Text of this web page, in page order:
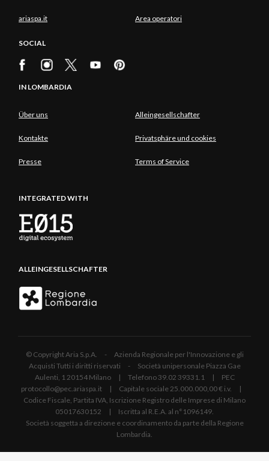
ariaspa.it Area operatori
SOCIAL
IN LOMBARDIA
Über uns Alleingesellschafter
Kontakte Privatsphäre und cookies
Presse Terms of Service
INTEGRATED WITH
ALLEINGESELLSCHAFTER
© Copyright Aria S.p.A. - Azienda Regionale per l'Innovazione e gli
Acquisti Tutti i diritti riservati - Società unipersonale Piazza Gae
Aulenti, 1 20154 Milano | Telefono 39.02 39331.1 | PEC
protocollo@pec.ariaspa.it | Capitale sociale 25.000.000,00 € i.v. |
Codice Fiscale, Partita IVA, Iscrizione Registro delle Imprese di Milano
05017630152 | Iscritta al R.E.A. al n°1096149.
Società soggetta a direzione e coordinamento da parte della Regione
Lombardia.